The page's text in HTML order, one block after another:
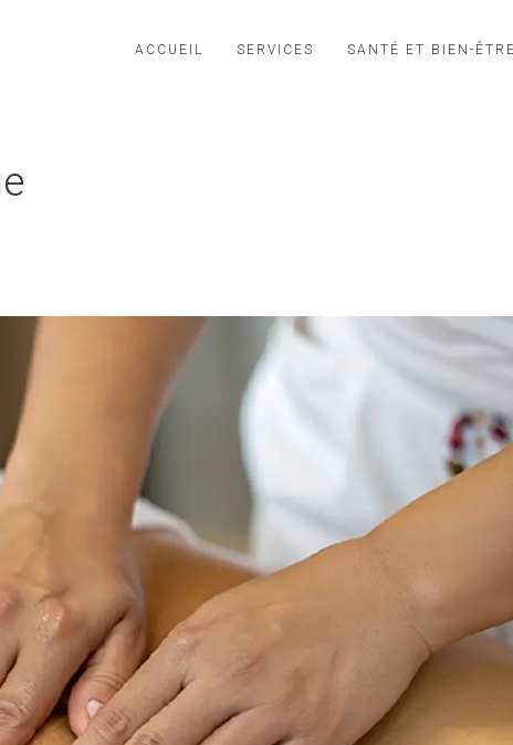
ACCUEIL SERVICES SANTÉ ET BIEN-ÊTRE